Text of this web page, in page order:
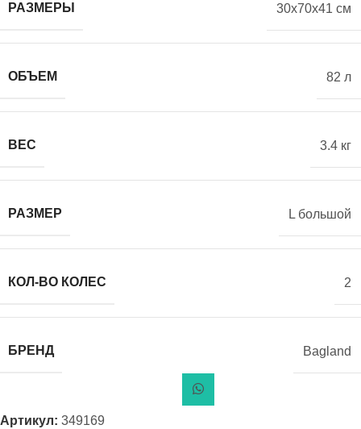
РАЗМЕРЫ 30x70x41 см
ОБЪЕМ 82 л
ВЕС 3.4 кг
РАЗМЕР L большой
КОЛ-ВО КОЛЕС 2
БРЕНД Bagland
Артикул: 349169